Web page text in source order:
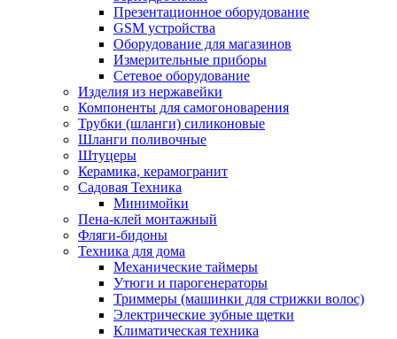
Презентационное оборудование
GSM устройства
Оборудование для магазинов
Измерительные приборы
Сетевое оборудование
Изделия из нержавейки
Компоненты для самогоноварения
Трубки (шланги) силиконовые
Шланги поливочные
Штуцеры
Керамика, керамогранит
Садовая Техника
Минимойки
Пена-клей монтажный
Фляги-бидоны
Техника для дома
Механические таймеры
Утюги и парогенераторы
Триммеры (машинки для стрижки волос)
Электрические зубные щетки
Климатическая техника